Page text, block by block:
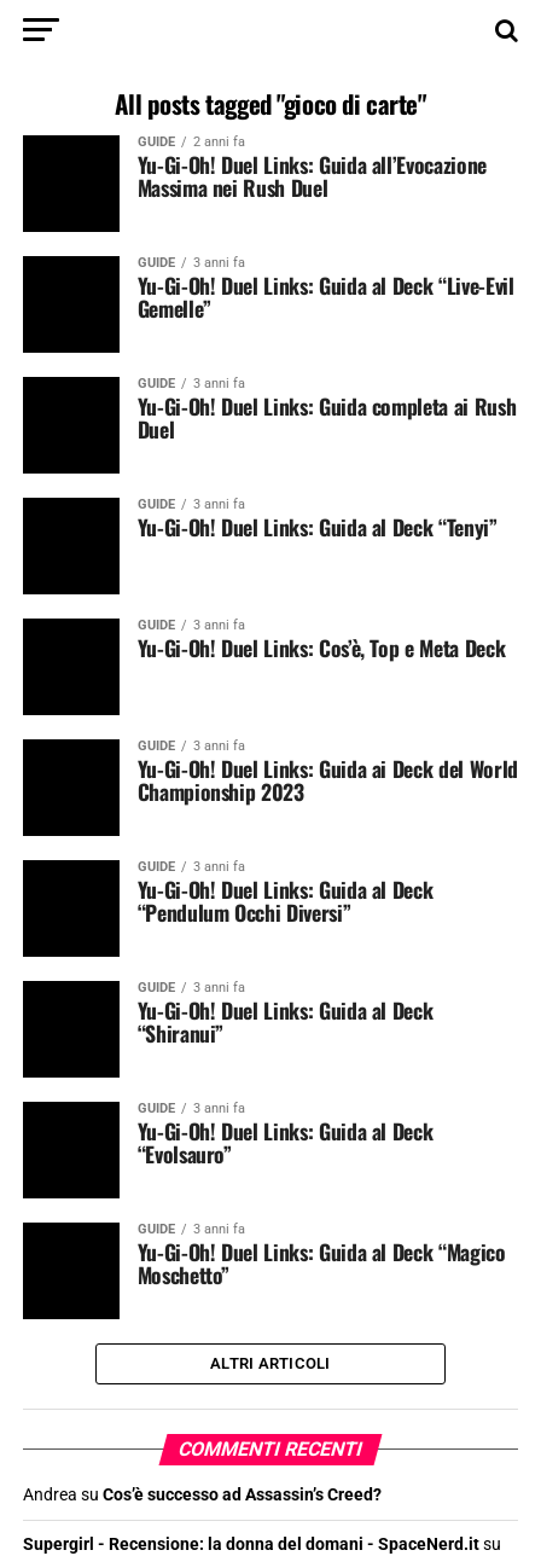
All posts tagged "gioco di carte"
GUIDE 2 anni fa
Yu-Gi-Oh! Duel Links: Guida all’Evocazione
Massima nei Rush Duel
GUIDE 3 anni fa
Yu-Gi-Oh! Duel Links: Guida al Deck “Live-Evil
Gemelle”
GUIDE 3 anni fa
Yu-Gi-Oh! Duel Links: Guida completa ai Rush
Duel
GUIDE 3 anni fa
Yu-Gi-Oh! Duel Links: Guida al Deck “Tenyi”
GUIDE 3 anni fa
Yu-Gi-Oh! Duel Links: Cos’è, Top e Meta Deck
GUIDE 3 anni fa
Yu-Gi-Oh! Duel Links: Guida ai Deck del World
Championship 2023
GUIDE 3 anni fa
Yu-Gi-Oh! Duel Links: Guida al Deck
“Pendulum Occhi Diversi”
GUIDE 3 anni fa
Yu-Gi-Oh! Duel Links: Guida al Deck
“Shiranui”
GUIDE 3 anni fa
Yu-Gi-Oh! Duel Links: Guida al Deck
“Evolsauro”
GUIDE 3 anni fa
Yu-Gi-Oh! Duel Links: Guida al Deck “Magico
Moschetto”
ALTRI ARTICOLI
COMMENTI RECENTI
Andrea su Cos’è successo ad Assassin’s Creed?
Supergirl - Recensione: la donna del domani - SpaceNerd.itsu